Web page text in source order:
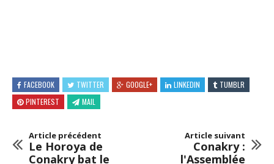
FACEBOOK TWITTER GOOGLE+ LINKEDIN
TUMBLR
PINTEREST
MAIL
Article précédent
Le Horoya de
Conakry bat le
Article suivant
Conakry :
l'Assemblée